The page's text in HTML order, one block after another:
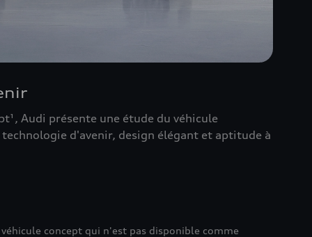
Audi présente une étude du véhicule
d'avenir, design élégant et aptitude à
concept qui n'est pas disponible comme